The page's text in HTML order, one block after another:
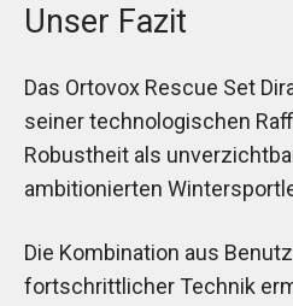
Unser Fazit
Das Ortovox Rescue Set
seiner technologischen
Robustheit als
ambitionierten
Die Kombination aus
fortschrittlicher Technik